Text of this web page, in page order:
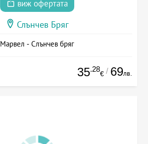
виж офертата
Слънчев Бряг
Марвел - Слънчев бряг
35.28
€ / 69лв.